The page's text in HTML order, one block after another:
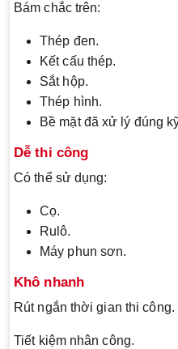
Bám chắc trên:
Thép đen.
Kết cấu thép.
Sắt hộp.
Thép hình.
Bề mặt đã xử lý đúng
Dễ thi công
Có thể sử dụng:
Cọ.
Rulô.
Máy phun sơn.
Khô nhanh
Rút ngắn thời gian thi công.
Tiết kiệm nhân công.